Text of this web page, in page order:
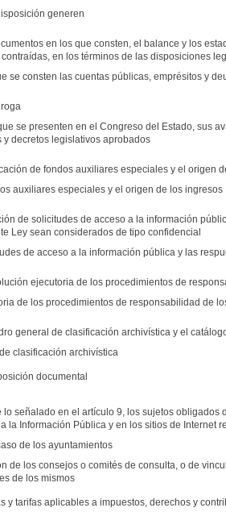
generen
en los que consten, el balance y los
en los términos de las disposiciones
se consten las cuentas públicas, emprésitos y
se presenten en el Congreso del Estado, sus
y decretos legislativos aprobados
de fondos auxiliares especiales y el origen
auxiliares especiales y el origen de los ingresos
de solicitudes de acceso a la información
Ley sean considerados de tipo confidencial
de acceso a la información pública y las
ejecutoria de los procedimientos de
de los procedimientos de responsabilidad de
general de clasificación archivística y el
clasificación archivística
documental
lo señalado en el artículo 9, los sujetos
la Información Pública y en los sitios de Internet
de los ayuntamientos
de los consejos o comités de consulta, o de
de los mismos
y tarifas aplicables a impuestos, derechos y